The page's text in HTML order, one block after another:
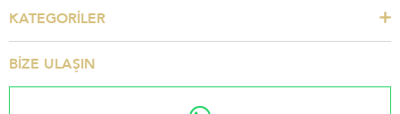
KATEGORİLER
BİZE ULAŞIN